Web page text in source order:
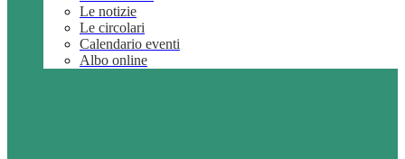
Le notizie
Le circolari
Calendario eventi
Albo online